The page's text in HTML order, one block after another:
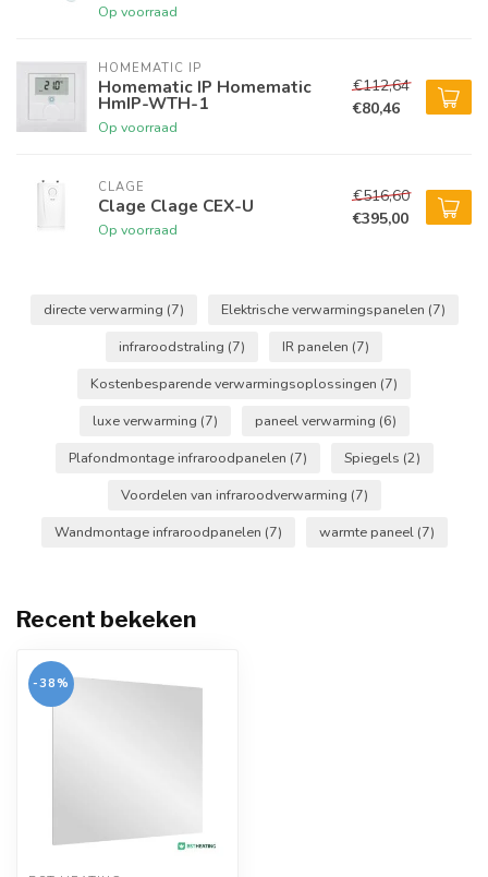
Op voorraad
HOMEMATIC IP
Homematic IP Homematic
HmIP-WTH-1
Op voorraad
€112,64
€80,46
CLAGE
Clage Clage CEX-U
Op voorraad
€516,60
€395,00
directe verwarming (7) Elektrische verwarmingspanelen (7)
infraroodstraling (7) IR panelen (7)
Kostenbesparende verwarmingsoplossingen (7)
luxe verwarming (7) paneel verwarming (6)
Plafondmontage infraroodpanelen (7) Spiegels (2)
Voordelen van infraroodverwarming (7)
Wandmontage infraroodpanelen (7) warmte paneel (7)
Recent bekeken
-38%